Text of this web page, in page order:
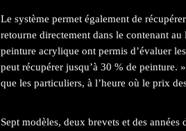
Le système permet également de
retourne directement dans le contenant au
peinture acrylique ont permis d’évaluer
peut récupérer jusqu’à 30 % de peinture.
que les particuliers, à l’heure où le prix
Sept modèles, deux brevets et des années